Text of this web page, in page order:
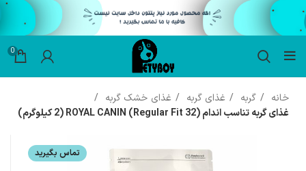
0
خانه گربه غذای گربه
غذای خشک گربه
غذای گربه تناسب اندام (Regular Fit 32) ROYAL CANIN (2 کیلوگرم)
تماس بگیرید